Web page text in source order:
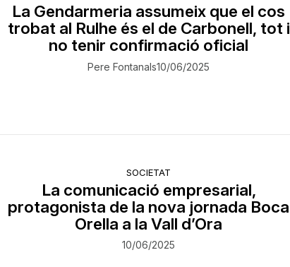
La Gendarmeria assumeix que el cos
trobat al Rulhe és el de Carbonell, tot i
no tenir confirmació oficial
Pere Fontanals10/06/2025
SOCIETAT
La comunicació empresarial,
protagonista de la nova jornada Boca
Orella a la Vall d’Ora
10/06/2025